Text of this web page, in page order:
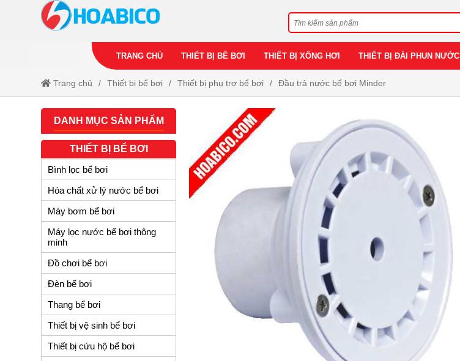
TRANG CHỦ THIẾT BỊ BỂ BƠI THIẾT BỊ XÔNG HƠI THIẾT BỊ ĐÀI PHUN NƯỚC
Trang chủ Thiết bị bể bơi Thiết bị phụ trợ bể bơi Đầu trả nước bể bơi Minder
DANH MỤC SẢN PHẨM
THIẾT BỊ BỂ BƠI
Bình lọc bể bơi
Hóa chất xử lý nước bể bơi
Máy bơm bể bơi
Máy lọc nước bể bơi thông
minh
Đồ chơi bể bơi
Đèn bể bơi
Thang bể bơi
Thiết bị vệ sinh bể bơi
Thiết bị cứu hộ bể bơi